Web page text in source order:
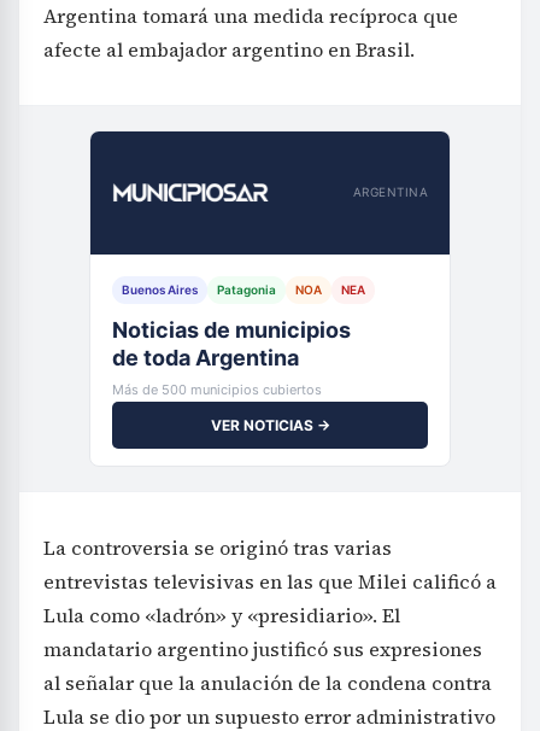
Argentina tomará una medida recíproca que
afecte al embajador argentino en Brasil.
ARGENTINA
Buenos Aires Patagonia NOA NEA
Noticias de municipios
de toda Argentina
Más de 500 municipios cubiertos
VER NOTICIAS →
La controversia se originó tras varias
entrevistas televisivas en las que Milei calificó a
Lula como «ladrón» y «presidiario». El
mandatario argentino justificó sus expresiones
al señalar que la anulación de la condena contra
Lula se dio por un supuesto error administrativo